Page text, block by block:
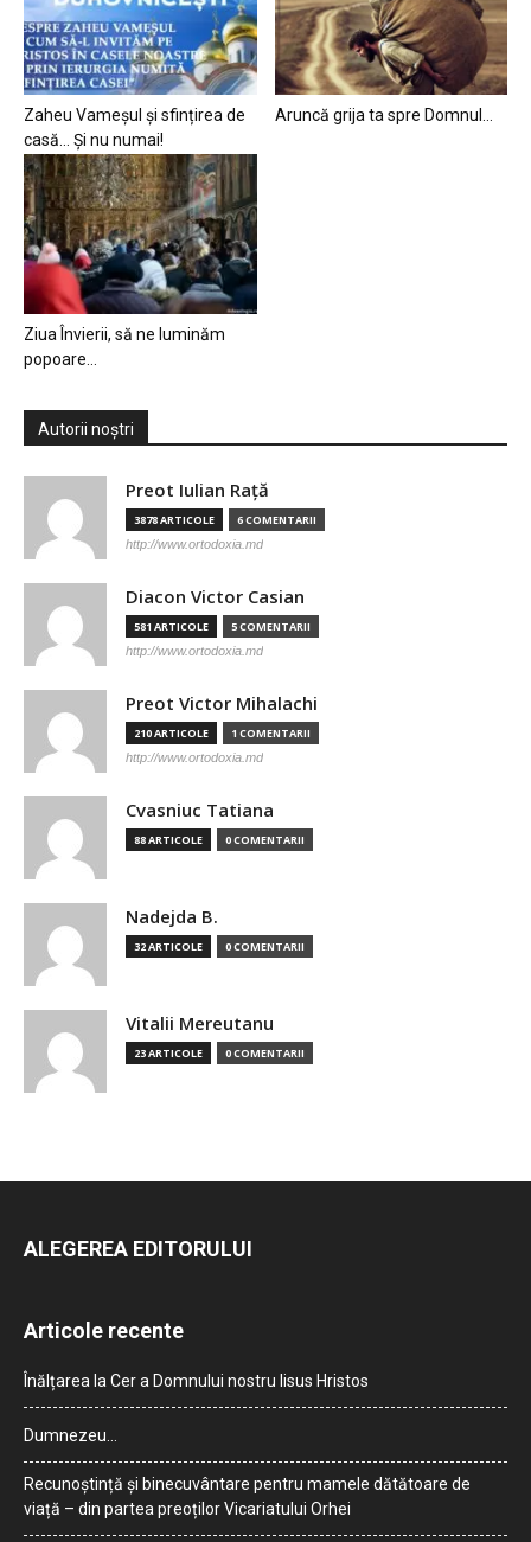
Zaheu Vameșul și sfințirea de
casă… Și nu numai!
Aruncă grija ta spre Domnul…
Ziua Învierii, să ne luminăm
popoare…
Autorii noștri
Preot Iulian Raţă
3878 ARTICOLE 6 COMENTARII
http://www.ortodoxia.md
Diacon Victor Casian
581 ARTICOLE 5 COMENTARII
http://www.ortodoxia.md
Preot Victor Mihalachi
210 ARTICOLE 1 COMENTARII
http://www.ortodoxia.md
Cvasniuc Tatiana
88 ARTICOLE 0 COMENTARII
Nadejda B.
32 ARTICOLE 0 COMENTARII
Vitalii Mereutanu
23 ARTICOLE 0 COMENTARII
ALEGEREA EDITORULUI
Articole recente
Înălțarea la Cer a Domnului nostru Iisus Hristos
Dumnezeu…
Recunoștință și binecuvântare pentru mamele dătătoare de
viață – din partea preoților Vicariatului Orhei